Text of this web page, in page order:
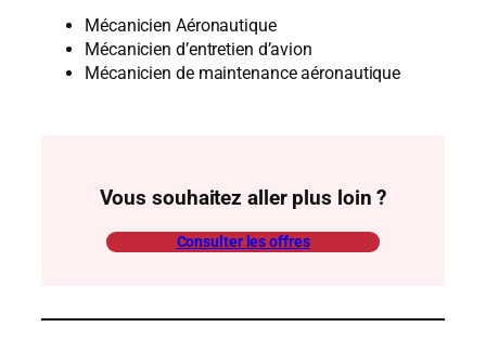
Mécanicien Aéronautique
Mécanicien d’entretien d’avion
Mécanicien de maintenance aéronautique
Vous souhaitez aller plus loin ?
Consulter les offres